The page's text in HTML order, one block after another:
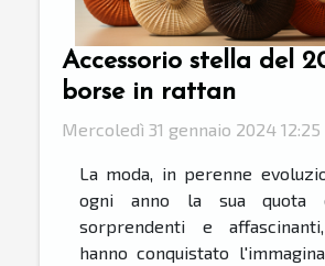
Accessorio stella del
borse in rattan
Mercoledì 31 gennaio 2024 12:25
La moda, in perenne
ogni anno la sua quota
sorprendenti e
hanno conquistato